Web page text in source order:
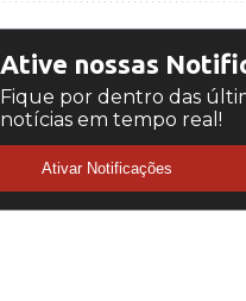
Ative nossas
Fique por dentro das
notícias em tempo real!
Ativar Notificações